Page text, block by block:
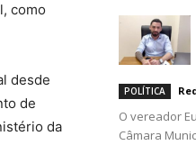
como
desde
de
da
POLÍTICA
O vereador
Câmara